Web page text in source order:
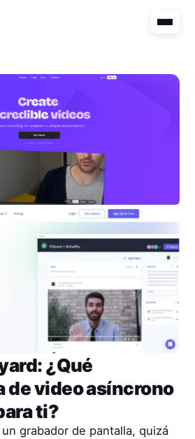
: ¿Qué
de video asíncrono
ti?
grabador de pantalla, quizá